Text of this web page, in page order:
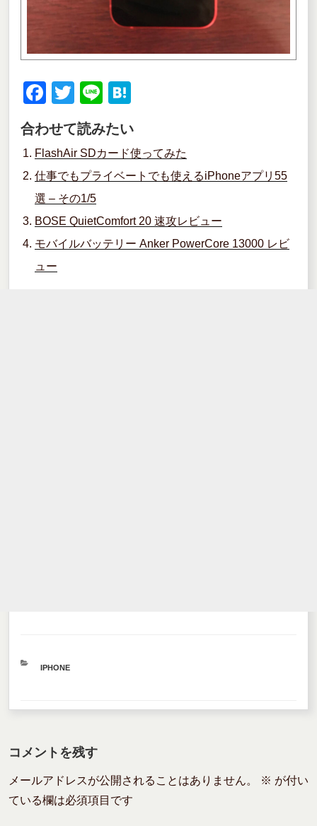
F
c
e
b
o
o
k
T
wi
tt
er
Li
e
e
n
a
合わせて読みたい
FlashAir SDカード使ってみた
仕事でもプライベートでも使えるiPhoneアプリ55
選 – その1/5
BOSE QuietComfort 20 速攻レビュー
モバイルバッテリー Anker PowerCore 13000 レビ
ュー
カ
IPHONE
コメントを残す
メールアドレスが公開されることはありません。 ※ が付い
ている欄は必須項目です